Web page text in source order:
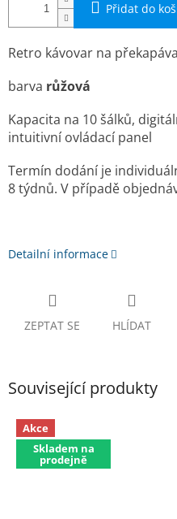
Přidat do
Retro kávovar na
barva růžová
Kapacita na 10 šálků,
intuitivní ovládací panel
Termín dodání je
8 týdnů. V případě
Detailní informace
ZEPTAT SE HLÍDAT
Související produkty
Akce
Skladem na
prodejně